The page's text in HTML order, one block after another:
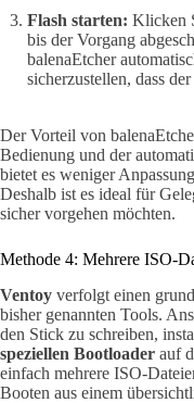
Flash starten: Klicken
bis der Vorgang
balenaEtcher
sicherzustellen, dass
Der Vorteil von
Bedienung und der
bietet es weniger
Deshalb ist es ideal für
sicher vorgehen möchten.
Methode 4: Mehrere ISO-
Ventoy verfolgt einen
bisher genannten Tools.
den Stick zu schreiben,
speziellen Bootloader auf
einfach mehrere ISO-
Booten aus einem